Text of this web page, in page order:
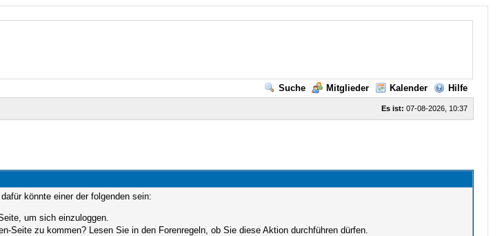
Suche Mitglieder Kalender Hilfe
Es ist: 07-08-2026, 10:37
könnte einer der folgenden sein:
um sich einzuloggen.
Seite zu kommen? Lesen Sie in den Forenregeln, ob Sie diese Aktion durchführen dürfen.